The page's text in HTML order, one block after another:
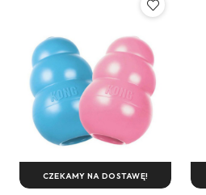
CZEKAMY NA DOSTAWĘ!